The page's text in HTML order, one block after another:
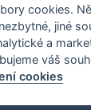
a vyhraj s
na víkendovku
cookies.
jiné
a
váš
cookies